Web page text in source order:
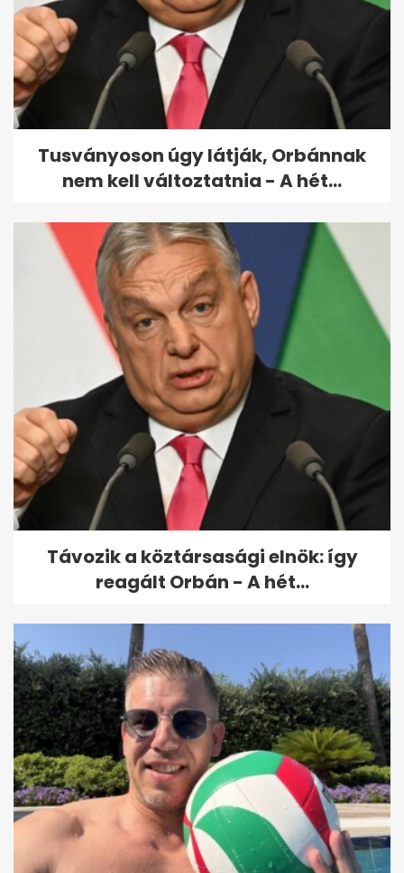
Portugál gályák miatt zártak
le strandokat...
Tusványoson úgy látják, Orbánnak
nem kell változtatnia - A hét...
Távozik a köztársasági elnök: így
reagált Orbán - A hét...